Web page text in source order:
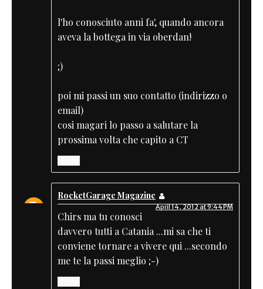
l'ho conosciuto anni fa', quando ancora
aveva la bottega in via oberdan!
;)
poi mi passi un suo contatto (indirizzo o
email)
cosi magari lo passo a salutare la
prossima volta che capito a CT
RocketGarage Magazine
April 14, 2012 at 9:44 PM
Chirs ma tu conosci
davvero tutti a Catania ...mi sa che ti
conviene tornare a vivere qui ...secondo
me te la passi meglio ;-)